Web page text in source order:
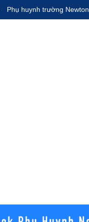
Phụ huynh trường Newton